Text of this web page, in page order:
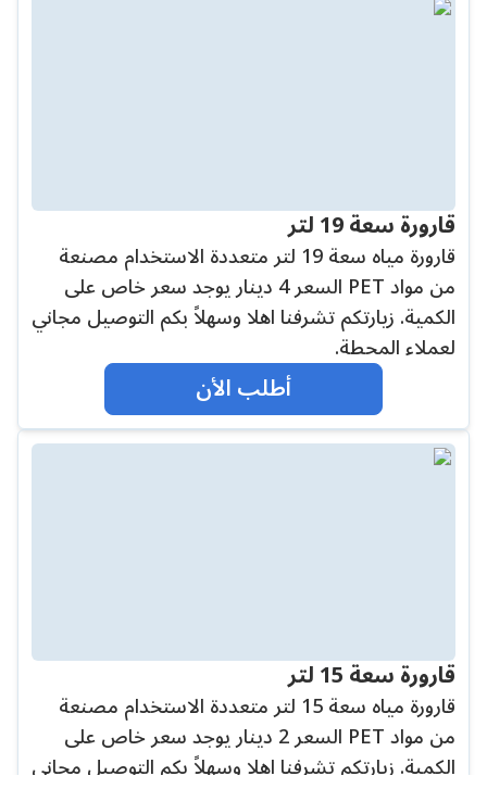
قارورة سعة 19 لتر
قارورة مياه سعة 19 لتر متعددة الاستخدام مصنعة
من مواد PET السعر 4 دينار يوجد سعر خاص على
الكمية. زيارتكم تشرفنا اهلا وسهلاً بكم التوصيل مجاني
لعملاء المحطة.
أطلب الأن
قارورة سعة 15 لتر
قارورة مياه سعة 15 لتر متعددة الاستخدام مصنعة
من مواد PET السعر 2 دينار يوجد سعر خاص على
الكمية. زيارتكم تشرفنا اهلا وسهلاً بكم التوصيل مجاني